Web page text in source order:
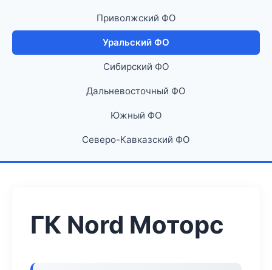
Приволжский ФО
Уральский ФО
Сибирский ФО
Дальневосточный ФО
Южный ФО
Северо-Кавказский ФО
ГК Nord Моторс